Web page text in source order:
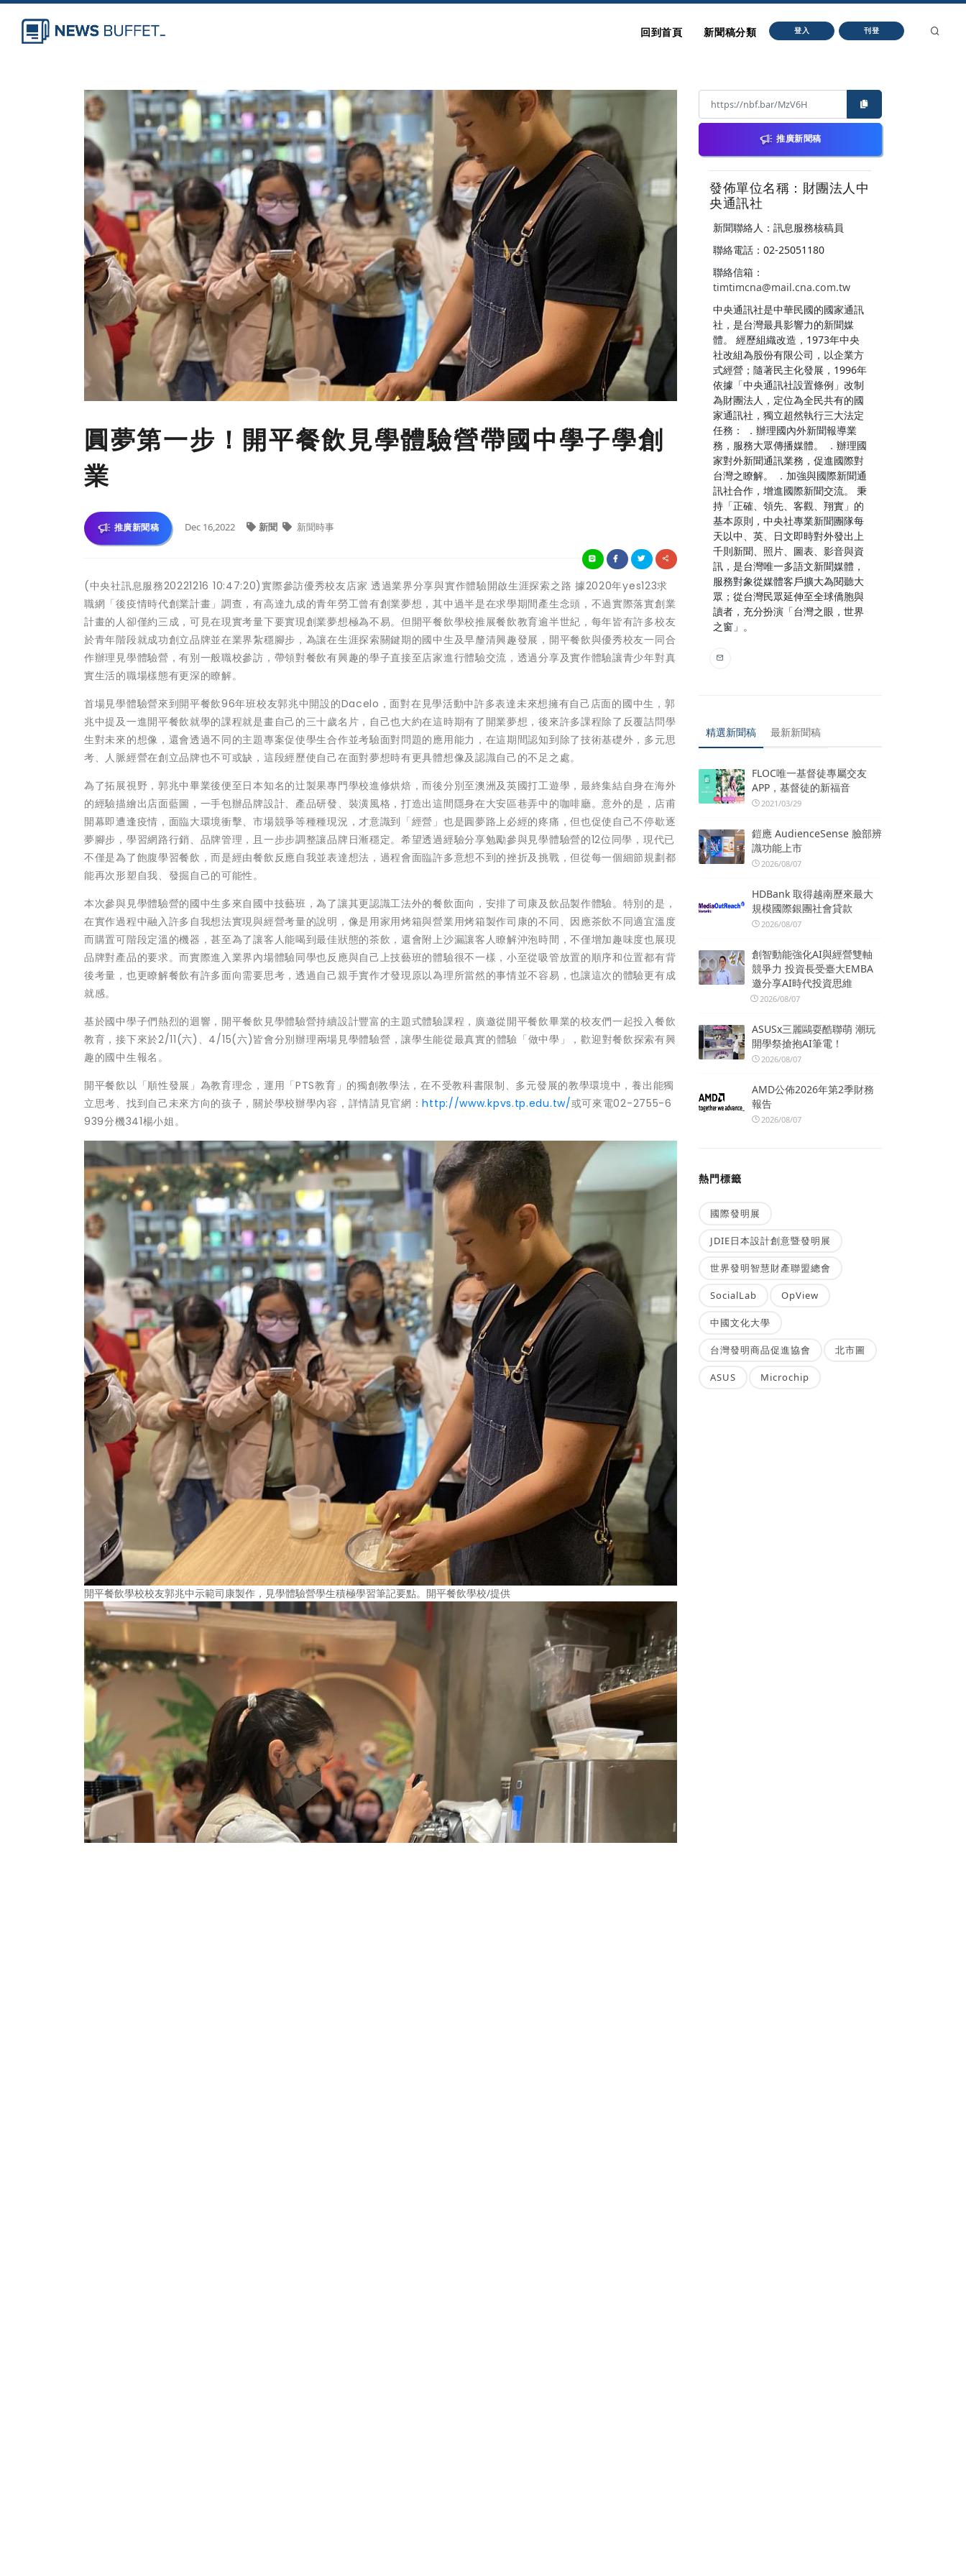
回到首頁 新聞稿分類 登入 刊登
圓夢第一步！開平餐飲見學體驗營帶國中學子學創
業
推廣新聞稿 Dec 16,2022 新聞 新聞時事
(中央社訊息服務20221216 10:47:20)實際參訪優秀校友店家 透過業界分享與實作體驗開啟生涯探索之路 據2020年yes123求
職網「後疫情時代創業計畫」調查，有高達九成的青年勞工曾有創業夢想，其中過半是在求學期間產生念頭，不過實際落實創業
計畫的人卻僅約三成，可見在現實考量下要實現創業夢想極為不易。但開平餐飲學校推展餐飲教育逾半世紀，每年皆有許多校友
於青年階段就成功創立品牌並在業界紮穩腳步，為讓在生涯探索關鍵期的國中生及早釐清興趣發展，開平餐飲與優秀校友一同合
作辦理見學體驗營，有別一般職校參訪，帶領對餐飲有興趣的學子直接至店家進行體驗交流，透過分享及實作體驗讓青少年對真
實生活的職場樣態有更深的瞭解。
首場見學體驗營來到開平餐飲96年班校友郭兆中開設的Dacelo，面對在見學活動中許多表達未來想擁有自己店面的國中生，郭
兆中提及一進開平餐飲就學的課程就是畫自己的三十歲名片，自己也大約在這時期有了開業夢想，後來許多課程除了反覆詰問學
生對未來的想像，還會透過不同的主題專案促使學生合作並考驗面對問題的應用能力，在這期間認知到除了技術基礎外，多元思
考、人脈經營在創立品牌也不可或缺，這段經歷使自己在面對夢想時有更具體想像及認識自己的不足之處。
為了拓展視野，郭兆中畢業後便至日本知名的辻製果專門學校進修烘焙，而後分別至澳洲及英國打工遊學，最終集結自身在海外
的經驗描繪出店面藍圖，一手包辦品牌設計、產品研發、裝潢風格，打造出這間隱身在大安區巷弄中的咖啡廳。意外的是，店甫
開幕即遭逢疫情，面臨大環境衝擊、市場競爭等種種現況，才意識到「經營」也是圓夢路上必經的疼痛，但也促使自己不停歇逐
夢腳步，學習網路行銷、品牌管理，且一步步調整讓品牌日漸穩定。希望透過經驗分享勉勵參與見學體驗營的12位同學，現代已
不僅是為了飽腹學習餐飲，而是經由餐飲反應自我並表達想法，過程會面臨許多意想不到的挫折及挑戰，但從每一個細節規劃都
能再次形塑自我、發掘自己的可能性。
本次參與見學體驗營的國中生多來自國中技藝班，為了讓其更認識工法外的餐飲面向，安排了司康及飲品製作體驗。特別的是，
在實作過程中融入許多自我想法實現與經營考量的說明，像是用家用烤箱與營業用烤箱製作司康的不同、因應茶飲不同適宜溫度
而購置可階段定溫的機器，甚至為了讓客人能喝到最佳狀態的茶飲，還會附上沙漏讓客人瞭解沖泡時間，不僅增加趣味度也展現
品牌對產品的要求。而實際進入業界內場體驗同學也反應與自己上技藝班的體驗很不一樣，小至從吸管放置的順序和位置都有背
後考量，也更瞭解餐飲有許多面向需要思考，透過自己親手實作才發現原以為理所當然的事情並不容易，也讓這次的體驗更有成
就感。
基於國中學子們熱烈的迴響，開平餐飲見學體驗營持續設計豐富的主題式體驗課程，廣邀從開平餐飲畢業的校友們一起投入餐飲
教育，接下來於2/11(六)、4/15(六)皆會分別辦理兩場見學體驗營，讓學生能從最真實的體驗「做中學」，歡迎對餐飲探索有興
趣的國中生報名。
開平餐飲以「順性發展」為教育理念，運用「PTS教育」的獨創教學法，在不受教科書限制、多元發展的教學環境中，養出能獨
立思考、找到自己未來方向的孩子，關於學校辦學內容，詳情請見官網：http://www.kpvs.tp.edu.tw/或可來電02-2755-6
939分機341楊小姐。
開平餐飲學校校友郭兆中示範司康製作，見學體驗營學生積極學習筆記要點。開平餐飲學校/提供
推廣新聞稿
發佈單位名稱：財團法人中
央通訊社
新聞聯絡人：訊息服務核稿員
聯絡電話：02-25051180
聯絡信箱：
timtimcna@mail.cna.com.tw
中央通訊社是中華民國的國家通訊
社，是台灣最具影響力的新聞媒
體。 經歷組織改造，1973年中央
社改組為股份有限公司，以企業方
式經營；隨著民主化發展，1996年
依據「中央通訊社設置條例」改制
為財團法人，定位為全民共有的國
家通訊社，獨立超然執行三大法定
任務： ．辦理國內外新聞報導業
務，服務大眾傳播媒體。 ．辦理國
家對外新聞通訊業務，促進國際對
台灣之瞭解。 ．加強與國際新聞通
訊社合作，增進國際新聞交流。 秉
持「正確、領先、客觀、翔實」的
基本原則，中央社專業新聞團隊每
天以中、英、日文即時對外發出上
千則新聞、照片、圖表、影音與資
訊，是台灣唯一多語文新聞媒體，
服務對象從媒體客戶擴大為閱聽大
眾；從台灣民眾延伸至全球僑胞與
讀者，充分扮演「台灣之眼，世界
之窗」。
精選新聞稿 最新新聞稿
FLOC唯一基督徒專屬交友
APP，基督徒的新福音
2021/03/29
鎧應 AudienceSense 臉部辨
識功能上市
2026/08/07
HDBank 取得越南歷來最大
規模國際銀團社會貸款
2026/08/07
創智動能強化AI與經營雙軸
競爭力 投資長受臺大EMBA
邀分享AI時代投資思維
2026/08/07
ASUSx三麗鷗耍酷聯萌 潮玩
開學祭搶抱AI筆電！
2026/08/07
AMD公佈2026年第2季財務
報告
2026/08/07
熱門標籤
國際發明展
JDIE日本設計創意暨發明展
世界發明智慧財產聯盟總會
SocialLab OpView
中國文化大學
台灣發明商品促進協會 北市圖
ASUS Microchip